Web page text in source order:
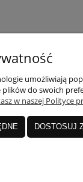
umożliwiają
do swoich
w naszej Polityce
DOSTOSUJ